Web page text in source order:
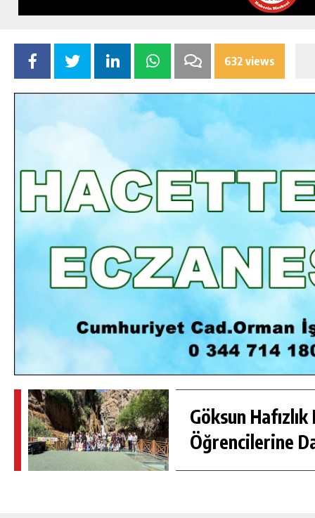
632 views
Göksun Hafızlık
Öğrencilerine
GÜNLÜK HABER AKIŞI
GÖKSUN HAFIZLIK KIZ KUR’AN KURSU
ÖĞRENCILERINE DARENDE GEZISI.